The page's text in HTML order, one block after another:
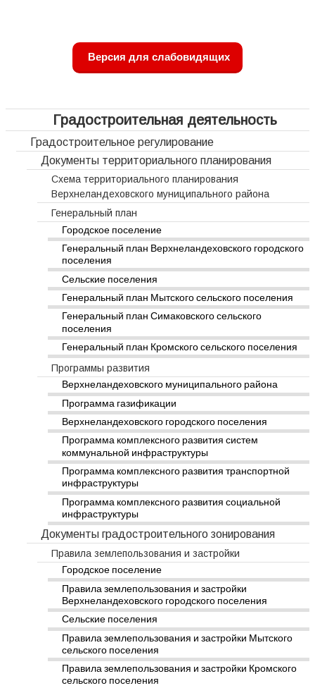
Версия для слабовидящих
Градостроительная деятельность
Градостроительное регулирование
Документы территориального планирования
Схема территориального планирования
Верхнеландеховского муниципального района
Генеральный план
Городское поселение
Генеральный план Верхнеландеховского городского
поселения
Сельские поселения
Генеральный план Мытского сельского поселения
Генеральный план Симаковского сельского
поселения
Генеральный план Кромского сельского поселения
Программы развития
Верхнеландеховского муниципального района
Программа газификации
Верхнеландеховского городского поселения
Программа комплексного развития систем
коммунальной инфраструктуры
Программа комплексного развития транспортной
инфраструктуры
Программа комплексного развития социальной
инфраструктуры
Документы градостроительного зонирования
Правила землепользования и застройки
Городское поселение
Правила землепользования и застройки
Верхнеландеховского городского поселения
Сельские поселения
Правила землепользования и застройки Мытского
сельского поселения
Правила землепользования и застройки Кромского
сельского поселения